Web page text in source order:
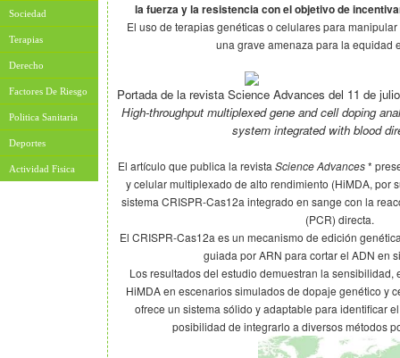
Sociedad
Terapias
Derecho
Factores De Riesgo
Politica Sanitaria
Deportes
Actividad Fisica
la fuerza y la resistencia con el objetivo de
El uso de terapias genéticas o celulares para
una grave amenaza para la equidad
Portada de la revista Science Advances del 11 de
High-throughput multiplexed gene and cell doping
system integrated with blood
El artículo que publica la revista Science Advances*
y celular multiplexado de alto rendimiento (HiMDA, por
sistema CRISPR-Cas12a integrado en sange con la
(PCR) directa.
El CRISPR-Cas12a es un mecanismo de edición
guiada por ARN para cortar el ADN en
Los resultados del estudio demuestran la
HiMDA en escenarios simulados de dopaje genético y
ofrece un sistema sólido y adaptable para identificar
posibilidad de integrarlo a diversos métodos